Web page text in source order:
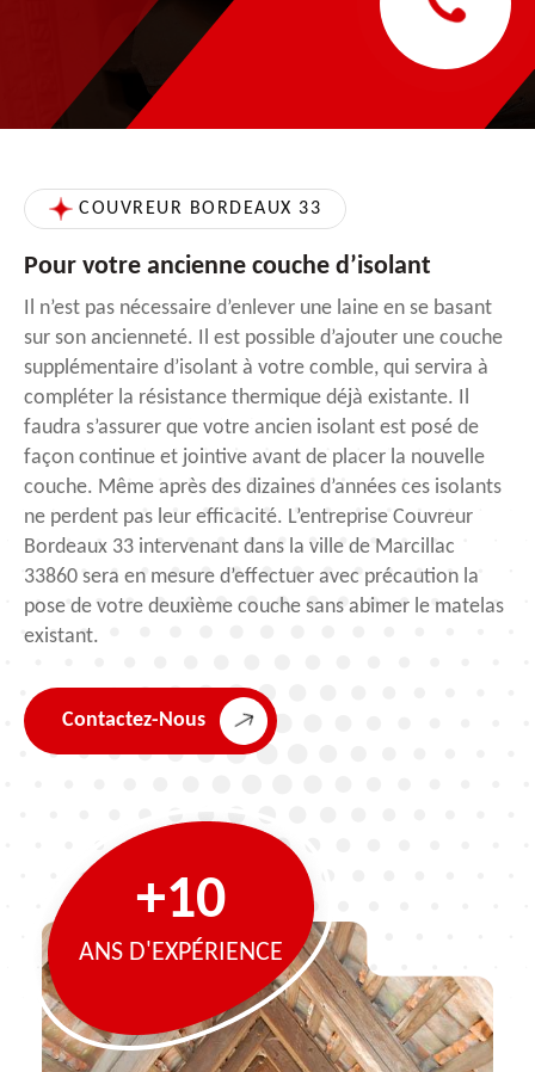
COUVREUR BORDEAUX 33
Pour votre ancienne couche d’isolant
Il n’est pas nécessaire d’enlever une laine en se basant
sur son ancienneté. Il est possible d’ajouter une couche
supplémentaire d’isolant à votre comble, qui servira à
compléter la résistance thermique déjà existante. Il
faudra s’assurer que votre ancien isolant est posé de
façon continue et jointive avant de placer la nouvelle
couche. Même après des dizaines d’années ces isolants
ne perdent pas leur efficacité. L’entreprise Couvreur
Bordeaux 33 intervenant dans la ville de Marcillac
33860 sera en mesure d’effectuer avec précaution la
pose de votre deuxième couche sans abimer le matelas
existant.
Contactez-Nous
+10
ANS D'EXPÉRIENCE